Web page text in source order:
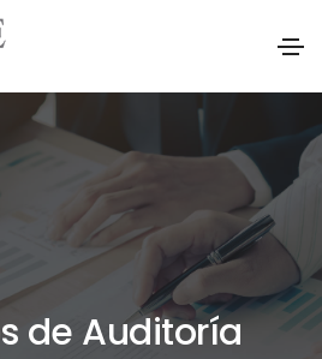
de Auditoría